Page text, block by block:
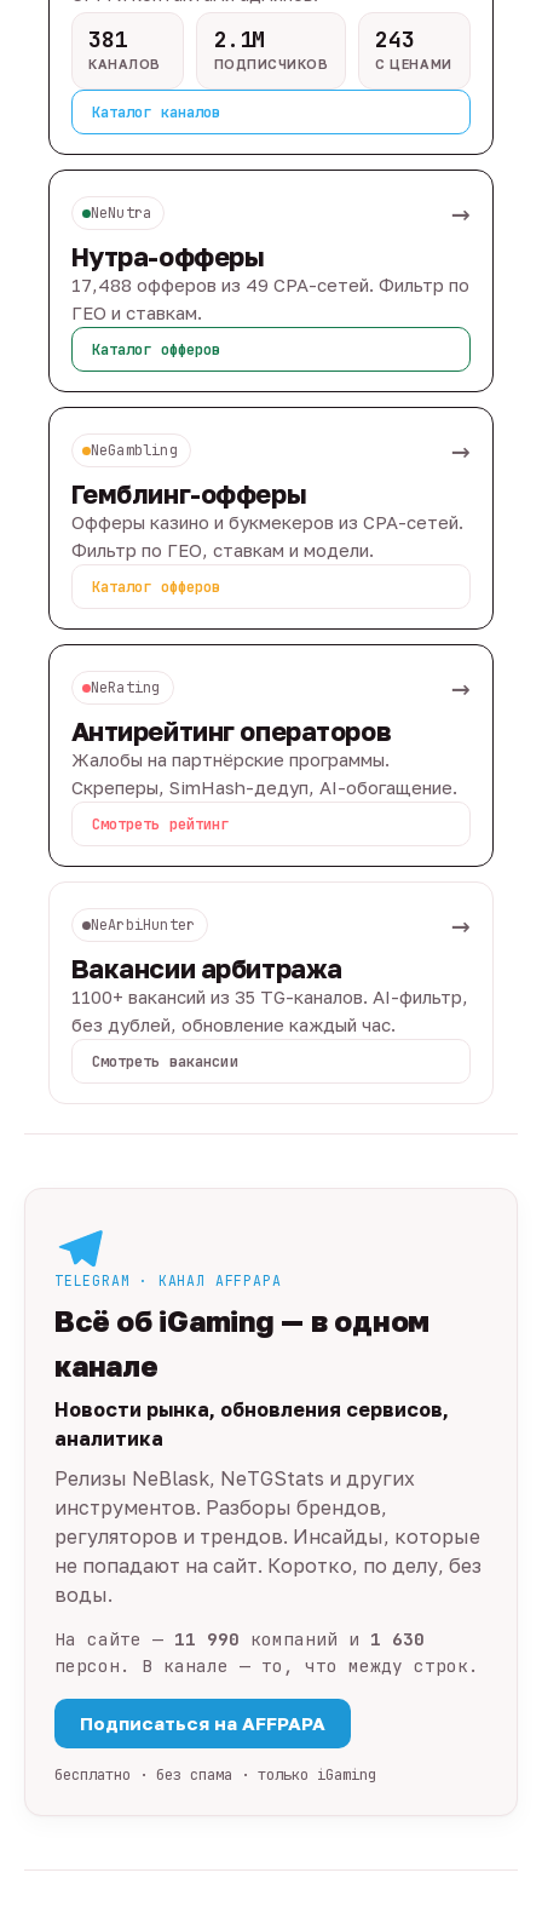
381
КАНАЛОВ
2.1M
ПОДПИСЧИКОВ
243
С ЦЕНАМИ
Каталог каналов
NeNutra →
Нутра-офферы
17,488 офферов из 49 CPA-сетей. Фильтр по
ГЕО и ставкам.
Каталог офферов
NeGambling →
Гемблинг-офферы
Офферы казино и букмекеров из CPA-сетей.
Фильтр по ГЕО, ставкам и модели.
Каталог офферов
NeRating →
Антирейтинг операторов
Жалобы на партнёрские программы.
Скреперы, SimHash-дедуп, AI-обогащение.
Смотреть рейтинг
NeArbiHunter →
Вакансии арбитража
1100+ вакансий из 35 TG-каналов. AI-фильтр,
без дублей, обновление каждый час.
Смотреть вакансии
TELEGRAM · КАНАЛ AFFPAPA
Всё об iGaming — в одном
канале
Новости рынка, обновления сервисов,
аналитика
Релизы NeBlask, NeTGStats и других
инструментов. Разборы брендов,
регуляторов и трендов. Инсайды, которые
не попадают на сайт. Коротко, по делу, без
воды.
На сайте — 11 990 компаний и 1 630
персон. В канале — то, что между строк.
Подписаться на AFFPAPA
бесплатно · без спама · только iGaming